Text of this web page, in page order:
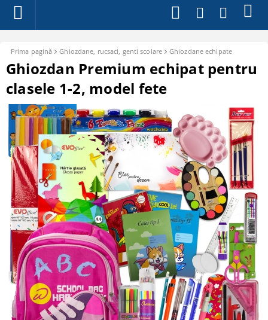
Prima pagină Ghiozdane, rucsaci, genti scolare Ghiozdane echipate
Ghiozdan Premium echipat pentru
clasele 1-2, model fete